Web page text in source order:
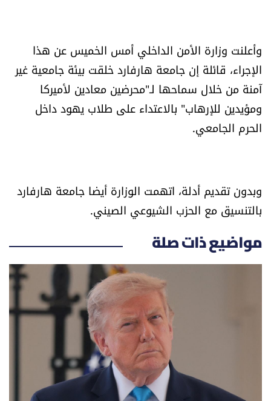
صحّة وصحن
الرياضة
منوّعات
للتاريخ
فيديو
من نحن
Digital solutions by
وأعلنت وزارة الأمن الداخلي أمس الخميس عن هذا
الإجراء، قائلة إن جامعة هارفارد خلقت بيئة جامعية غير
آمنة من خلال سماحها لـ"محرضين معادين لأميركا
ومؤيدين للإرهاب" بالاعتداء على طلاب يهود داخل
الحرم الجامعي.
وبدون تقديم أدلة، اتهمت الوزارة أيضا جامعة هارفارد
بالتنسيق مع الحزب الشيوعي الصيني.
مواضيع ذات صلة